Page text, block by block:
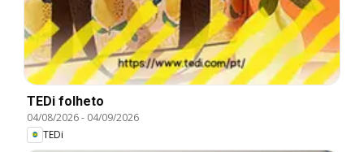
TEDi folheto
04/08/2026- 04/09/2026
TEDi